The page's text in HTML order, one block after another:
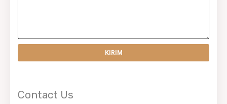
Contact Us